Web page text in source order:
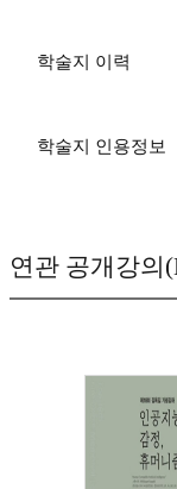
학술지 이력
학술지 인용정보
연관 공개강의